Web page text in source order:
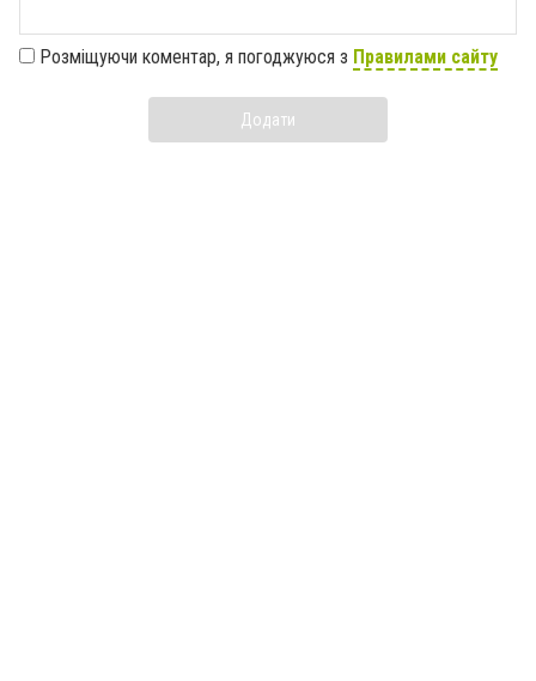
Розміщуючи коментар, я погоджуюся з Правилами сайту
Додати